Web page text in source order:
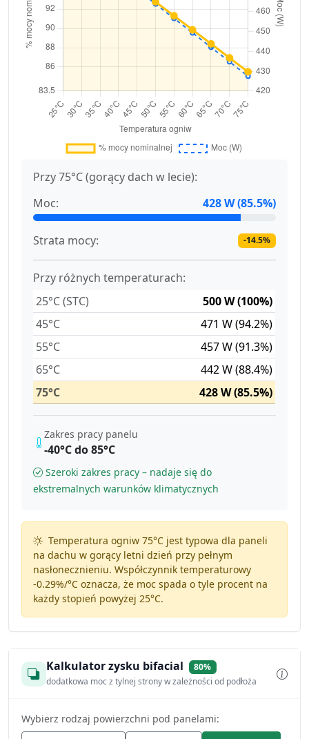
Przy 75°C (gorący dach w lecie):
Moc:
428 W (85.5%)
Strata mocy: -14.5%
Przy różnych temperaturach:
25°C (STC)
500 W (100%)
45°C
471 W (94.2%)
55°C
457 W (91.3%)
65°C
442 W (88.4%)
75°C
428 W (85.5%)
Zakres pracy panelu
-40°C do 85°C
Szeroki zakres pracy – nadaje się do
ekstremalnych warunków klimatycznych
Temperatura ogniw 75°C jest typowa dla paneli
na dachu w gorący letni dzień przy pełnym
nasłonecznieniu. Współczynnik temperaturowy
-0.29%/°Coznacza, że moc spada o tyle procent na
każdy stopień powyżej 25°C.
Kalkulator zysku bifacial
80%
dodatkowa moc z tylnej strony w zależności od podłoża
Wybierz rodzaj powierzchni pod panelami: